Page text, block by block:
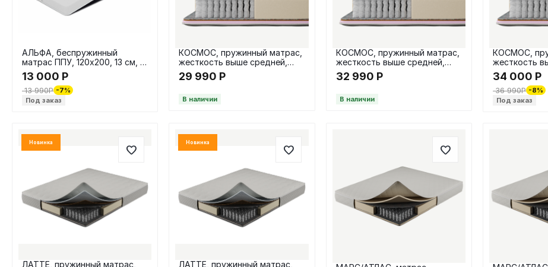
АЛЬФА, беспружинный
матрас ППУ, 120х200, 13 см, в
скрутке
13 000 Р
13 990Р -7%
Под заказ
КОСМОС, пружинный матрас,
жесткость выше средней,
НПБ, 140х200 / 23 см
29 990 Р
В наличии
КОСМОС, пружинный матрас,
жесткость выше средней,
НПБ, 160х200 / 23 см
32 990 Р
В наличии
КОСМОС,
жесткость
НПБ, 180х200
34 000 Р
36 990Р -8%
Под заказ
Новинка
ЛАТТЕ, пружинный матрас,
Новинка
ЛАТТЕ, пружинный матрас,